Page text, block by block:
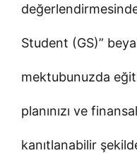
Student (GS)”
mektubunuzda
planınızı ve
kanıtlanabilir